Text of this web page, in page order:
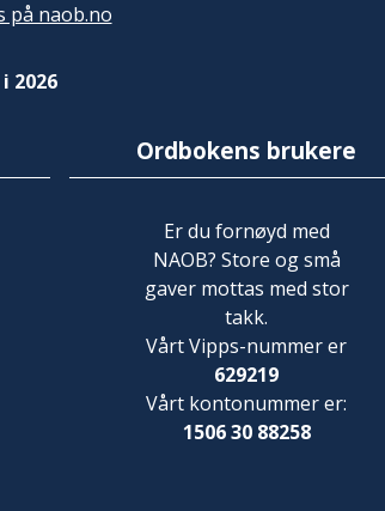
på naob.no
2026
Ordbokens brukere
Er du fornøyd med
NAOB? Store og små
gaver mottas med stor
takk.
Vårt Vipps-nummer er
629219
Vårt kontonummer er:
1506 30 88258